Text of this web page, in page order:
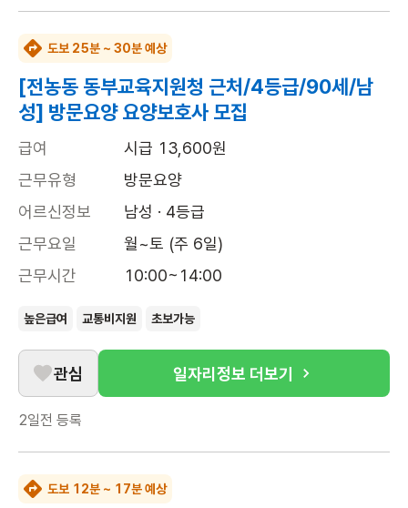
도보 25분 ~ 30분 예상
[전농동 동부교육지원청 근처/4등급/90세/남
성] 방문요양 요양보호사 모집
급여
시급 13,600원
근무유형
방문요양
어르신정보
남성 · 4등급
근무요일
월~토 (주 6일)
근무시간
10:00~14:00
높은급여 교통비지원 초보가능
관심 일자리정보 더보기
2일전 등록
도보 12분 ~ 17분 예상